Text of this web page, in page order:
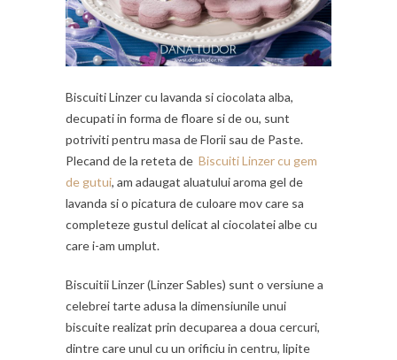
Biscuiti Linzer cu lavanda si ciocolata alba,
decupati in forma de floare si de ou, sunt
potriviti pentru masa de Florii sau de Paste.
Plecand de la reteta de Biscuiti Linzer cu gem
de gutui, am adaugat aluatului aroma gel de
lavanda si o picatura de culoare mov care sa
completeze gustul delicat al ciocolatei albe cu
care i-am umplut.
Biscuitii Linzer (Linzer Sables) sunt o versiune a
celebrei tarte adusa la dimensiunile unui
biscuite realizat prin decuparea a doua cercuri,
dintre care unul cu un orificiu in centru, lipite